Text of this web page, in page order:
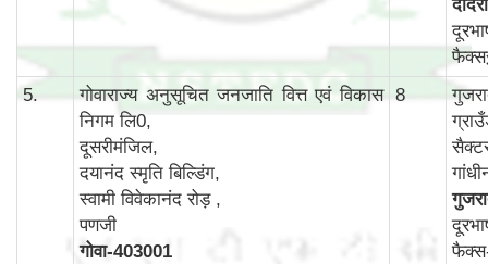
5.
गोवाराज्य अनुसूचित जनजाति वित्त एवं विकास
निगम लि0,
दूसरीमंजिल,
दयानंद स्मृति बिल्डिंग,
स्वामी विवेकानंद रोड़ ,
पणजी
गोवा-403001
8